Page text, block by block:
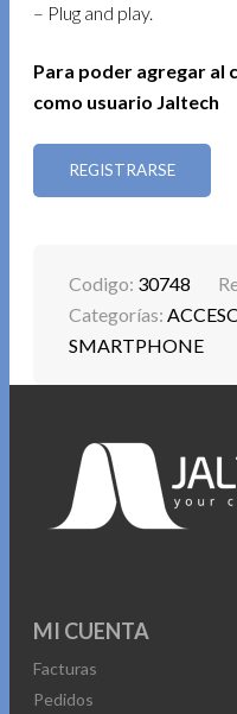
– Plug and play.
Para poder agregar
como usuario Jaltech
REGISTRARSE
Codigo: 30748
Categorías:
SMARTPHONE
MI CUENTA
Facturas
Pedidos